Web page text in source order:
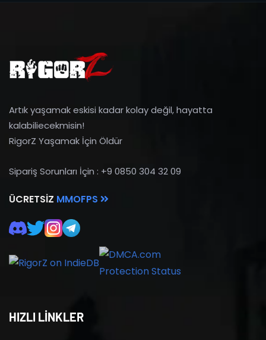
Artık yaşamak eskisi kadar kolay değil, hayatta
kalabiliecekmisin!
RigorZ Yaşamak İçin Öldür
Sipariş Sorunları İçin : +9 0850 304 32 09
ÜCRETSIZ MMOFPS
HIZLI LİNKLER